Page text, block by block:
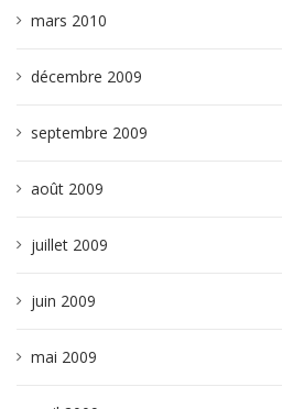
mars 2010
décembre 2009
septembre 2009
août 2009
juillet 2009
juin 2009
mai 2009